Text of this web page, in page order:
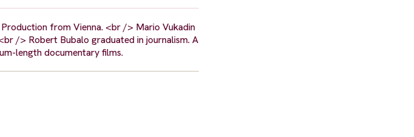
from Vienna. <br /> Mario Vukadin
/> Robert Bubalo graduated in journalism. A
length documentary films.